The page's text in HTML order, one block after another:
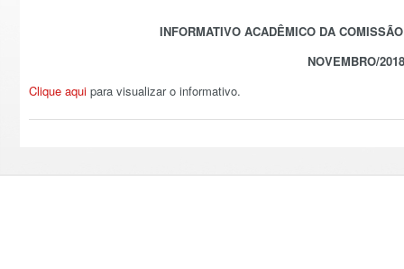
INFORMATIVO ACADÊMICO DA
NOVEMBRO/2018
Clique aqui para visualizar o informativo.